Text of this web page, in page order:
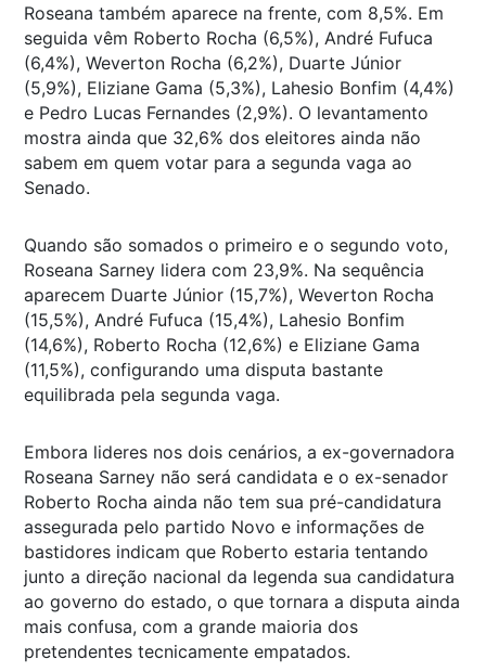
Roseana também aparece na frente, com 8,5%. Em
seguida vêm Roberto Rocha (6,5%), André Fufuca
(6,4%), Weverton Rocha (6,2%), Duarte Júnior
(5,9%), Eliziane Gama (5,3%), Lahesio Bonfim (4,4%)
e Pedro Lucas Fernandes (2,9%). O levantamento
mostra ainda que 32,6% dos eleitores ainda não
sabem em quem votar para a segunda vaga ao
Senado.
Quando são somados o primeiro e o segundo voto,
Roseana Sarney lidera com 23,9%. Na sequência
aparecem Duarte Júnior (15,7%), Weverton Rocha
(15,5%), André Fufuca (15,4%), Lahesio Bonfim
(14,6%), Roberto Rocha (12,6%) e Eliziane Gama
(11,5%), configurando uma disputa bastante
equilibrada pela segunda vaga.
Embora lideres nos dois cenários, a ex-governadora
Roseana Sarney não será candidata e o ex-senador
Roberto Rocha ainda não tem sua pré-candidatura
assegurada pelo partido Novo e informações de
bastidores indicam que Roberto estaria tentando
junto a direção nacional da legenda sua candidatura
ao governo do estado, o que tornara a disputa ainda
mais confusa, com a grande maioria dos
pretendentes tecnicamente empatados.